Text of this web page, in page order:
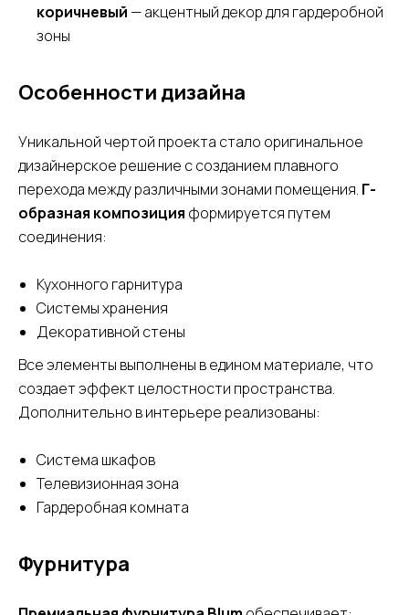
коричневый — акцентный декор для гардеробной
зоны
Особенности дизайна
Уникальной чертой проекта стало оригинальное
дизайнерское решение с созданием плавного
перехода между различными зонами помещения. Г-
образная композиция формируется путем
соединения:
Кухонного гарнитура
Системы хранения
Декоративной стены
Все элементы выполнены в едином материале, что
создает эффект целостности пространства.
Дополнительно в интерьере реализованы:
Система шкафов
Телевизионная зона
Гардеробная комната
Фурнитура